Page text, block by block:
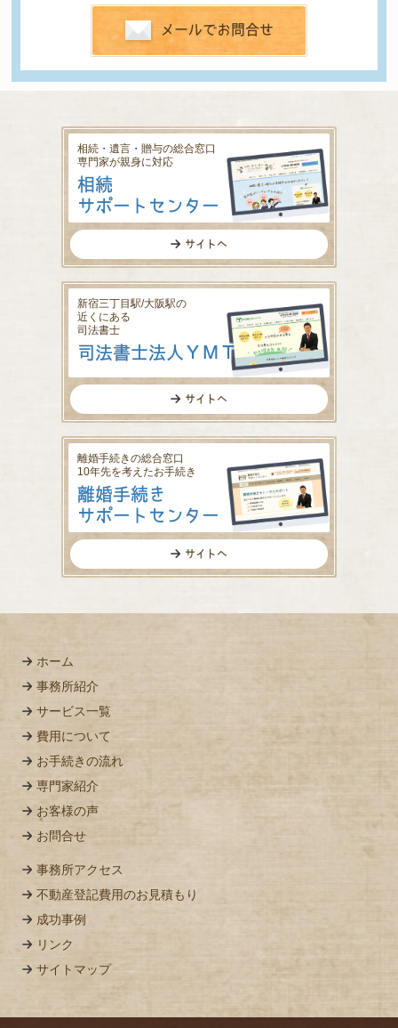
メールでお問合せ
相続・遺言・贈与の総合窓口
専門家が親身に対応
相続
サポートセンター
サイトへ
新宿三丁目駅/大阪駅の
近くにある
司法書士
司法書士法人ＹＭＴ
サイトへ
離婚手続きの総合窓口
10年先を考えたお手続き
離婚手続き
サポートセンター
サイトへ
ホーム
事務所紹介
サービス一覧
費用について
お手続きの流れ
専門家紹介
お客様の声
お問合せ
事務所アクセス
不動産登記費用のお見積もり
成功事例
リンク
サイトマップ